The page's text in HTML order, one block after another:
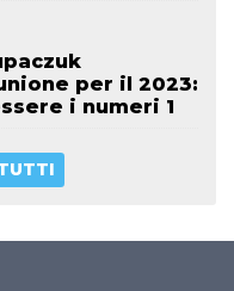
per il 2023:
i numeri 1